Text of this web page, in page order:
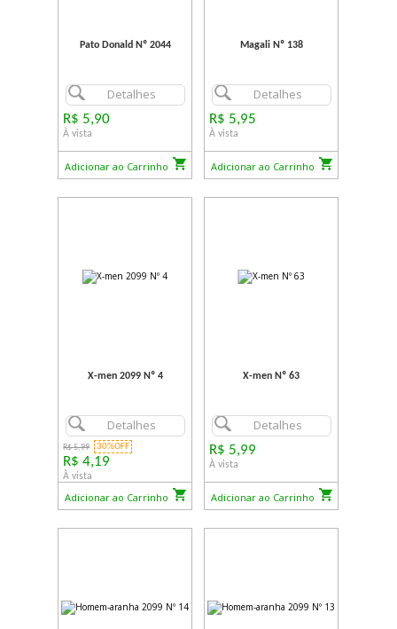
Pato Donald Nº 2044
Detalhes
R$ 5,90
À vista
Adicionar ao Carrinho
Magali Nº 138
Detalhes
R$ 5,95
À vista
Adicionar ao Carrinho
X-men 2099 Nº 4
Detalhes
R$ 5,99 30%OFF
R$ 4,19
À vista
Adicionar ao Carrinho
X-men Nº 63
Detalhes
R$ 5,99
À vista
Adicionar ao Carrinho